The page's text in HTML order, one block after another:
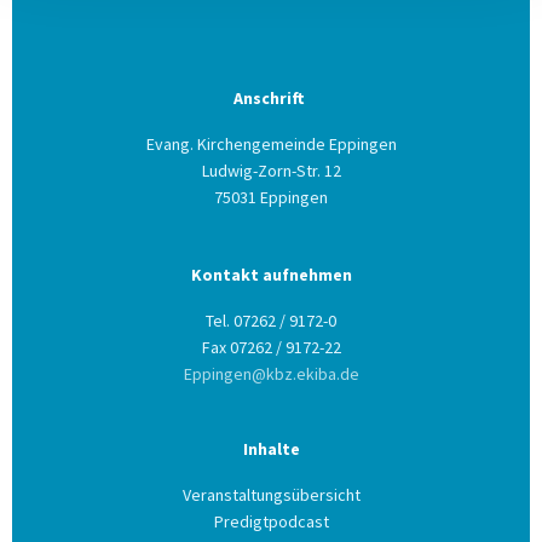
Anschrift
Evang. Kirchengemeinde Eppingen
Ludwig-Zorn-Str. 12
75031 Eppingen
Kontakt aufnehmen
Tel. 07262 / 9172-0
Fax 07262 / 9172-22
Eppingen@kbz.ekiba.de
Inhalte
Veranstaltungsübersicht
Predigtpodcast